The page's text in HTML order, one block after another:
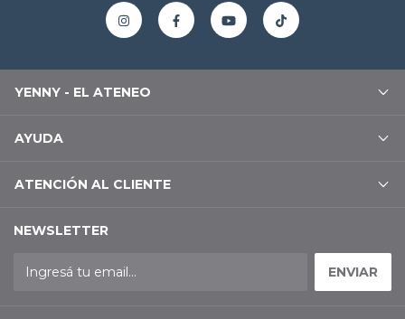
YENNY - EL ATENEO
AYUDA
ATENCIÓN AL CLIENTE
NEWSLETTER